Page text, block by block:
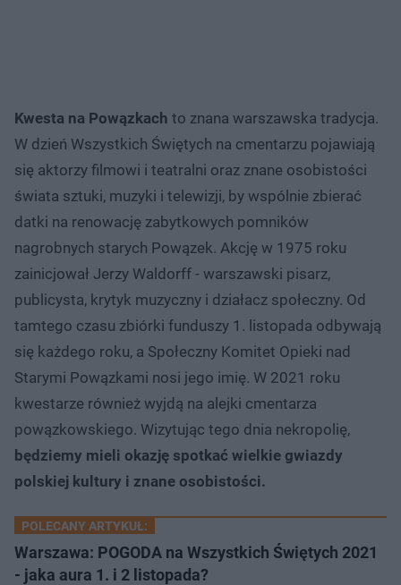
Kwesta na Powązkach to znana warszawska tradycja.
W dzień Wszystkich Świętych na cmentarzu pojawiają
się aktorzy filmowi i teatralni oraz znane osobistości
świata sztuki, muzyki i telewizji, by wspólnie zbierać
datki na renowację zabytkowych pomników
nagrobnych starych Powązek. Akcję w 1975 roku
zainicjował Jerzy Waldorff - warszawski pisarz,
publicysta, krytyk muzyczny i działacz społeczny. Od
tamtego czasu zbiórki funduszy 1. listopada odbywają
się każdego roku, a Społeczny Komitet Opieki nad
Starymi Powązkami nosi jego imię. W 2021 roku
kwestarze również wyjdą na alejki cmentarza
powązkowskiego. Wizytując tego dnia nekropolię,
będziemy mieli okazję spotkać wielkie gwiazdy
polskiej kultury i znane osobistości.
POLECANY ARTYKUŁ:
Warszawa: POGODA na Wszystkich Świętych 2021
- jaka aura 1. i 2 listopada?